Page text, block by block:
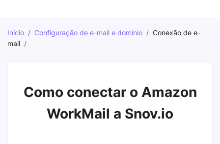
Início / Configuração de e-mail e domínio / Conexão de e-
mail /
Como conectar o Amazon
WorkMail a Snov.io